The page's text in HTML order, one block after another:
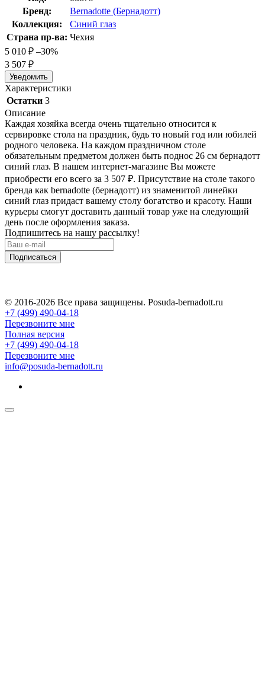
Бренд:
Bernadotte (Бернадотт)
Коллекция:
Синий глаз
Страна пр-ва: Чехия
5 010 ₽ –30%
3 507 ₽
Уведомить
Характеристики
Остатки 3
Описание
Каждая хозяйка всегда очень тщательно относится к
сервировке стола на праздник, будь то новый год или юбилей
родного человека. На каждом праздничном столе
обязательным предметом должен быть поднос 26 см бернадотт
синий глаз. В нашем интернет-магазине Вы можете
приобрести его всего за 3 507 ₽. Присутствие на столе такого
бренда как bernadotte (бернадотт) из знаменитой линейки
синий глаз придаст вашему столу богатство и красоту. Наши
курьеры смогут доставить данный товар уже на следующий
день после оформления заказа.
Подпишитесь на нашу рассылку!
Подписаться
© 2016-2026 Все права защищены. Posuda-bernadott.ru
+7 (499) 490-04-18
Перезвоните мне
Полная версия
+7 (499) 490-04-18
Перезвоните мне
info@posuda-bernadott.ru